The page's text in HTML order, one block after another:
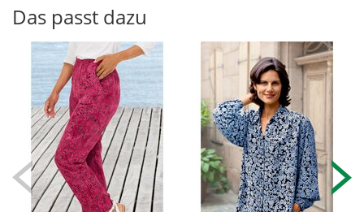
Das passt dazu